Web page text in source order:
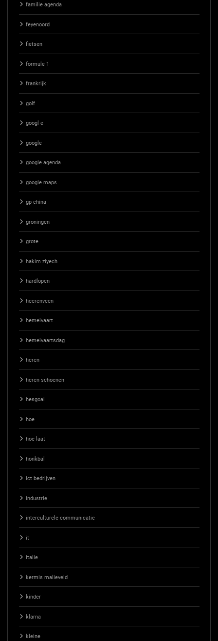
familie agenda
feyenoord
fietsen
formule 1
frankrijk
golf
googl e
google
google agenda
google maps
gp china
groningen
grote
hakim ziyech
hardlopen
heerenveen
hemelvaart
hemelvaartsdag
heren
heren schoenen
hesgoal
hoe
hoe laat
honkbal
ict bedrijven
industrie
interculturele communicatie
it
italie
kermis malieveld
kinder
klarna
kleine